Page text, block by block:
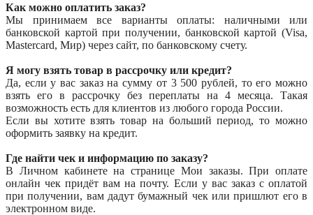
Как можно оплатить заказ?
Мы принимаем все варианты оплаты: наличными или
банковской картой при получении, банковской картой (Visa,
Mastercard, Мир) через сайт, по банковскому счету.
Я могу взять товар в рассрочку или кредит?
Да, если у вас заказ на сумму от 3 500 рублей, то его можно
взять его в рассрочку без переплаты на 4 месяца. Такая
возможность есть для клиентов из любого города России.
Если вы хотите взять товар на больший период, то можно
оформить заявку на кредит.
Где найти чек и информацию по заказу?
В Личном кабинете на странице Мои заказы. При оплате
онлайн чек придёт вам на почту. Если у вас заказ с оплатой
при получении, вам дадут бумажный чек или пришлют его в
электронном виде.